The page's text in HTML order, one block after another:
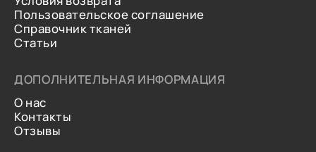
Пользовательское соглашение
Справочник тканей
Статьи
ДОПОЛНИТЕЛЬНАЯ ИНФОРМАЦИЯ
О нас
Контакты
Отзывы